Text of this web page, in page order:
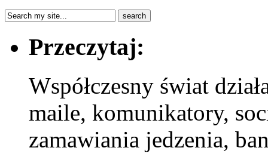
Przeczytaj:
Współczesny świat
maile, komunikatory,
zamawiania jedzenia,